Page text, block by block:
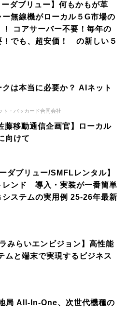
ダブリュー】何もかもが革
無線機がローカル５G市場の
コアサーバー不要！毎年の
！でも、超安価！ の新しい５
は本当に必要か？ AIネット
ト・パッカード合同会社
藤移動通信企画官】ローカル
向けて
ダブリュー/SMFLレンタル】
レンド 導入・実装が一番簡単
ステムの実用例 25-26年最新
みらいエンビジョン】高性能
ムと端末で実現するビジネス
局 All-In-One、次世代機種の